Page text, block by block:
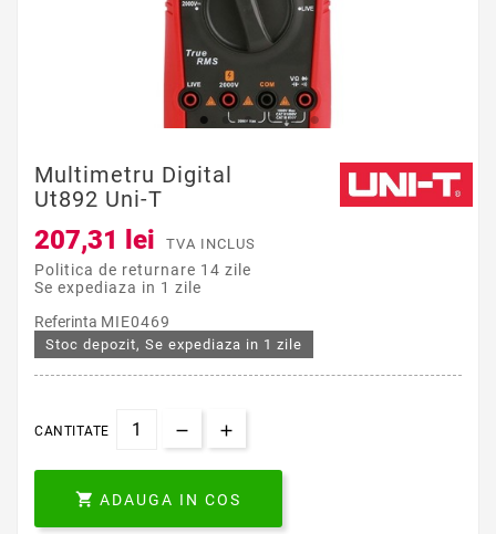
Multimetru Digital
Ut892 Uni-T
207,31 lei TVA INCLUS
Politica de returnare 14 zile
Se expediaza in 1 zile
Referinta MIE0469
Stoc depozit, Se expediaza in 1 zile
CANTITATE
 ADAUGA IN COS